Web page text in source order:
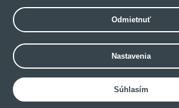
Hotel websites • Hotel applications • Book direct •
Upselling
Odmietnuť
Nastavenia
Súhlasím